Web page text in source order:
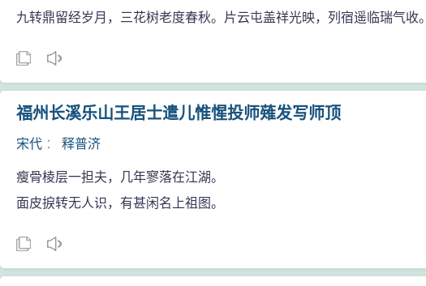
九转鼎留经岁月，三花树老度春秋。片云屯盖祥光映，列宿遥临瑞气收。
福州长溪乐山王居士遣儿惟惺投师薙发写师顶
宋代 ： 释普济
瘦骨棱层一担夫，几年寥落在江湖。
面皮捩转无人识，有甚闲名上祖图。